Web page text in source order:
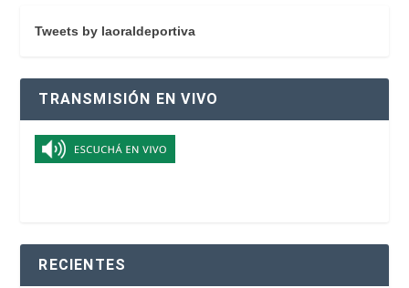
Tweets by laoraldeportiva
TRANSMISIÓN EN VIVO
RECIENTES